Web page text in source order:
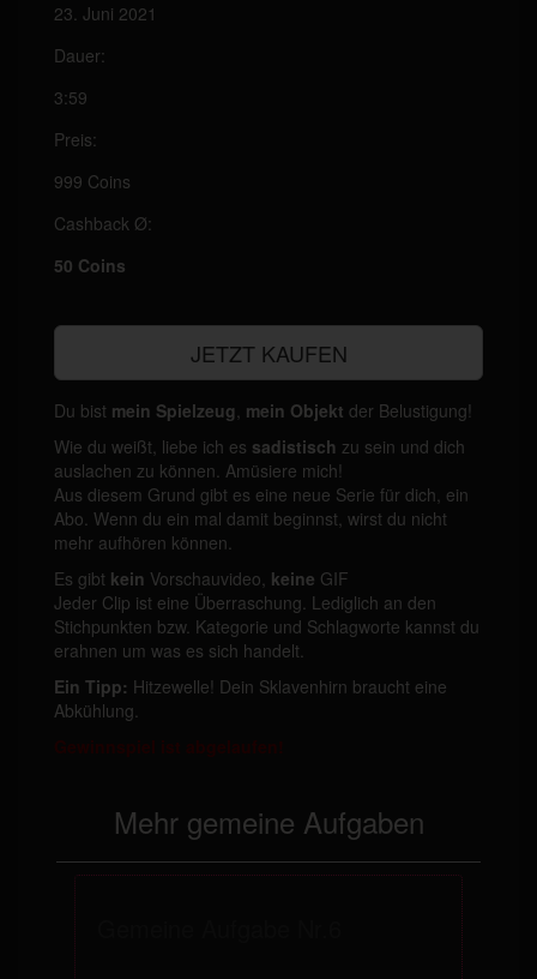
23. Juni 2021
Dauer:
3:59
Preis:
999 Coins
Cashback Ø:
50 Coins
JETZT KAUFEN
Du bist mein Spielzeug, mein Objekt der Belustigung!
Wie du weißt, liebe ich es sadistisch zu sein und dich
auslachen zu können. Amüsiere mich!
Aus diesem Grund gibt es eine neue Serie für dich, ein
Abo. Wenn du ein mal damit beginnst, wirst du nicht
mehr aufhören können.
Es gibt kein Vorschauvideo, keine GIF
Jeder Clip ist eine Überraschung. Lediglich an den
Stichpunkten bzw. Kategorie und Schlagworte kannst du
erahnen um was es sich handelt.
Ein Tipp: Hitzewelle! Dein Sklavenhirn braucht eine
Abkühlung.
Mehr gemeine Aufgaben